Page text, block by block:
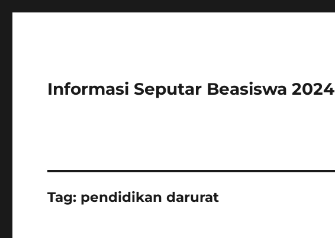
Informasi Seputar Beasiswa 2024
Tag: pendidikan darurat